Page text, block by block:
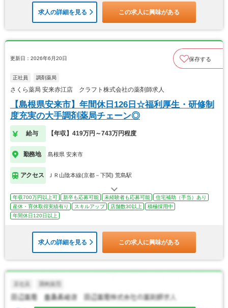
求人の詳細を見る この求人に興味がある
更新日：2026年6月20日 保存する
正社員 調剤薬局
さくら薬局 安来赤江店 クラフト株式会社の薬剤師求人
【島根県安来市】年間休日126日☆福利厚生・研修制
度充実の大手調剤薬局チェーン◎
給与 【年収】419万円～743万円程度
勤務地 島根県 安来市
アクセス ＪＲ山陰本線(京都－下関) 荒島駅
年収700万円以上可 新卒も応募可能 未経験者も応募可能
住宅補助（手当）あり
産休・育休取得実績有り
スキルアップ 店舗数30以上
積極採用中
年間休日120日以上
求人の詳細を見る この求人に興味がある